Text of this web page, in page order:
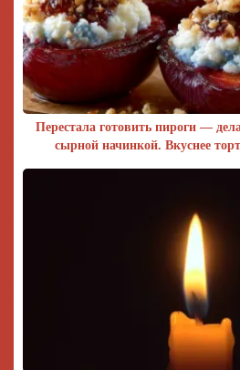
Перестала готовить пироги —
сырной начинкой. Вкуснее